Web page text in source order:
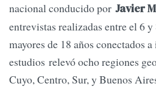
nacional conducido por Javier
entrevistas realizadas entre el 6 y
mayores de 18 años conectados
estudios relevó ocho regiones
Cuyo, Centro, Sur, y Buenos